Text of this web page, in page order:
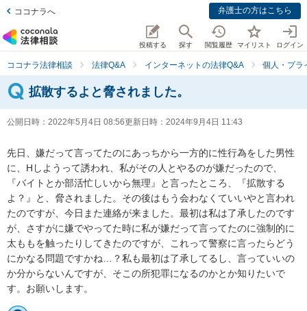
ココナラへ 弁護士の方はこちら
投稿する 探す 閲覧履歴 マイリスト ログイン
ココナラ法律相談 法律Q&A インターネットの法律Q&A 個人・プラ
拡散するよと脅されました。
公開日時： 2022年5月4日 08:56更新日時： 2024年9月4日 11:43
先日、嫌だって言ってたのにあっちから一方的に性行為をした男性
に、Hしようって誘われ、私がその人とやるのが嫌だったので、
『バイトとか部活忙しいから無理』と言ったところ、『拡散する
よ？』と、脅されました。その後はもう会わなくていいやと言われ
たのですが、今日また連絡が来ました。最初は私は了承したのです
が、さすがに嫌でやってた時に私が嫌だって言ってたのに強制的に
太ももを触ったりしてきたのですが、これって警察に言ったらどう
にかなる問題ですかね…？私も最初は了承してるし、言っていいの
か分からないんですが、そこの所犯罪になるのかとか知りたいで
す。お願いします。